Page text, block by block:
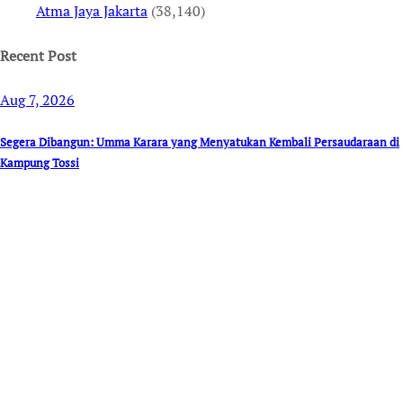
Atma Jaya Jakarta (38,140)
Recent Post
Aug 7, 2026
Segera Dibangun: Umma Karara yang Menyatukan Kembali Persaudaraan di
Kampung Tossi